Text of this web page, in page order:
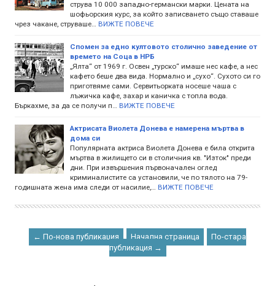
струва 10 000 западно-германски марки. Цената на
шофьорския курс, за който записването също ставаше
чрез чакане, струваше…
ВИЖТЕ ПОВЕЧЕ
Спомен за едно култовото столично заведение от
времето на Соца в НРБ
„Ялта“ от 1969 г. Освен „турско“ имаше нес кафе, а нес
кафето беше два вида. Нормално и „сухо“. Сухото си го
приготвяме сами. Сервитьорката носеше чаша с
лъжичка кафе, захар и каничка с топла вода.
Бъркахме, за да се получи п…
ВИЖТЕ ПОВЕЧЕ
Актрисата Виолета Донева е намерена мъртва в
дома си
Популярната актриса Виолета Донева е била открита
мъртва в жилището си в столичния кв. "Изток" преди
дни. При извършения първоначален оглед
криминалистите са установили, че по тялото на 79-
годишната жена има следи от насилие,…
ВИЖТЕ ПОВЕЧЕ
← По-нова публикация Начална страница
По-стара
публикация →